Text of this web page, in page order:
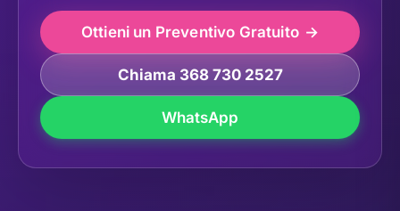
Ottieni un Preventivo Gratuito
Chiama 368 730 2527
WhatsApp